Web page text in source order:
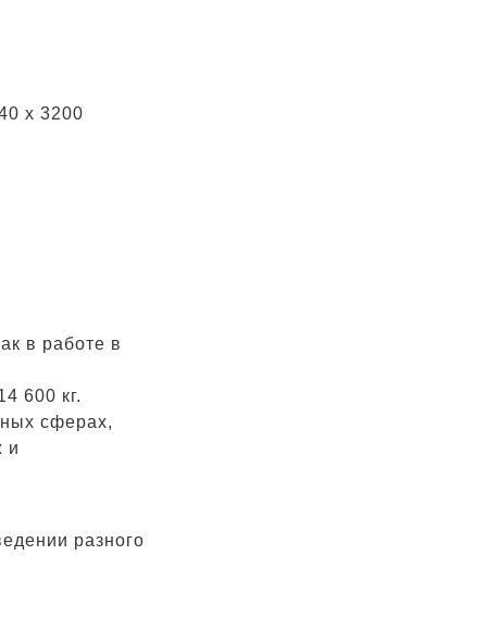
x 3200
в работе в
600 кг.
сферах,
и
разного